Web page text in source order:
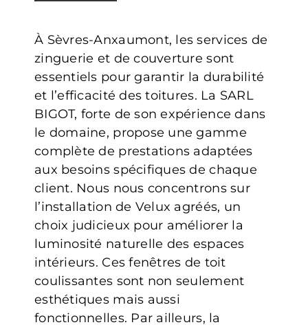
À Sèvres-Anxaumont, les services de
zinguerie et de couverture sont
essentiels pour garantir la durabilité
et l’efficacité des toitures. La SARL
BIGOT, forte de son expérience dans
le domaine, propose une gamme
complète de prestations adaptées
aux besoins spécifiques de chaque
client. Nous nous concentrons sur
l’installation de Velux agréés, un
choix judicieux pour améliorer la
luminosité naturelle des espaces
intérieurs. Ces fenêtres de toit
coulissantes sont non seulement
esthétiques mais aussi
fonctionnelles. Par ailleurs, la